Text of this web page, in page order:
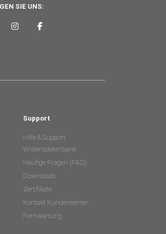
SIE UNS:
Support
Hilfe & Support
Wissensdatenbank
Häufige Fragen (FAQ)
Downloads
Zertifikate
Kontakt Kundencenter
Fernwartung